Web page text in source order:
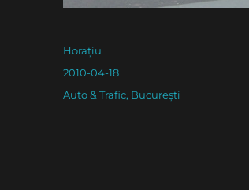
Author
Horațiu
Posted
2010-04-18
Categories
Auto & Trafic, București